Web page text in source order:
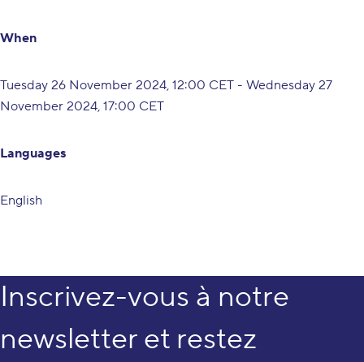
When
Tuesday 26 November 2024, 12:00 CET - Wednesday 27
November 2024, 17:00 CET
Languages
English
Inscrivez-vous à notre
newsletter et restez